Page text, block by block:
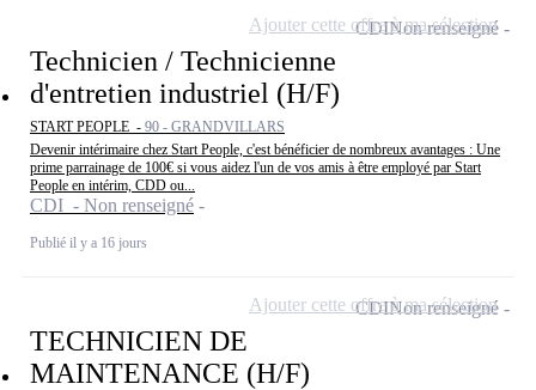
Technicien / Technicienne
d'entretien industriel (H/F)
START PEOPLE - 90 - GRANDVILLARS
Devenir intérimaire chez Start People, c'est bénéficier de nombreux avantages : Une
prime parrainage de 100€ si vous aidez l'un de vos amis à être employé par Start
People en intérim, CDD ou...
CDI - Non renseigné
Publié il y a 16 jours
CDINon renseigné
Ajouter cette offre à ma sélection
TECHNICIEN DE
MAINTENANCE (H/F)
CDINon renseigné
Ajouter cette offre à ma sélection